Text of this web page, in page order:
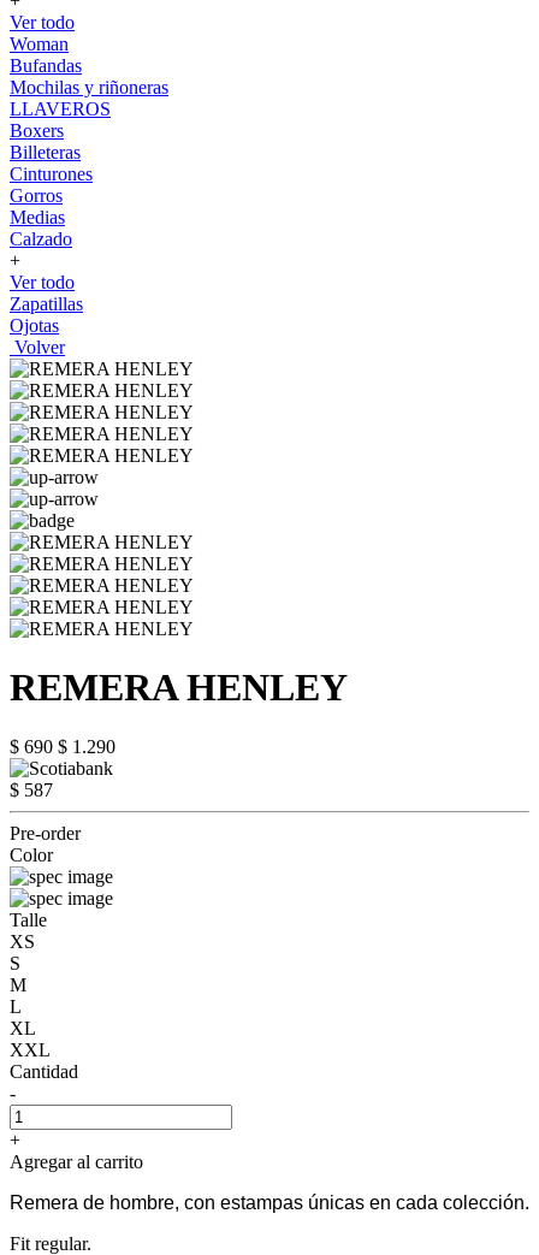
Ver todo
Woman
Bufandas
Mochilas y riñoneras
LLAVEROS
Boxers
Billeteras
Cinturones
Gorros
Medias
Calzado
+
Ver todo
Zapatillas
Ojotas
Volver
REMERA HENLEY
$ 690 $ 1.290
$ 587
Pre-order
Color
Talle
XS
S
M
L
XL
XXL
Cantidad
-
+
Agregar al carrito
Remera de hombre, con estampas únicas en cada colección.
Fit regular.